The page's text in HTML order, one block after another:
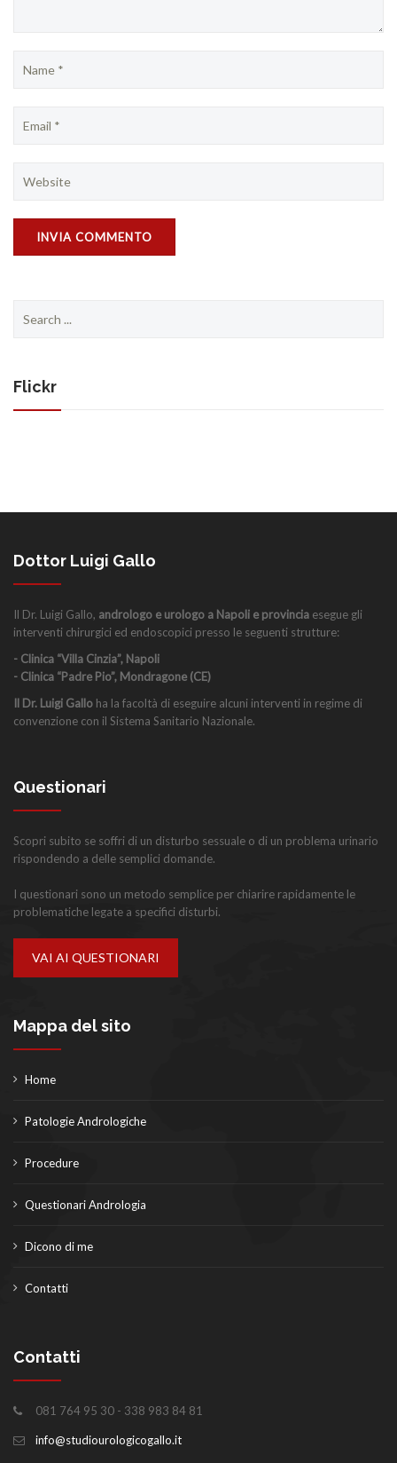
for:
Flickr
Dottor Luigi Gallo
Il Dr. Luigi Gallo, andrologo e urologo a Napoli e provincia esegue gli
interventi chirurgici ed endoscopici presso le seguenti strutture:
- Clinica “Villa Cinzia”, Napoli
- Clinica “Padre Pio”, Mondragone (CE)
Il Dr. Luigi Gallo ha la facoltà di eseguire alcuni interventi in regime di
convenzione con il Sistema Sanitario Nazionale.
Questionari
Scopri subito se soffri di un disturbo sessuale o di un problema urinario
rispondendo a delle semplici domande.
I questionari sono un metodo semplice per chiarire rapidamente le
problematiche legate a specifici disturbi.
VAI AI QUESTIONARI
Mappa del sito
Home
Patologie Andrologiche
Procedure
Questionari Andrologia
Dicono di me
Contatti
Contatti
081 764 95 30 - 338 983 84 81
info@studiourologicogallo.it